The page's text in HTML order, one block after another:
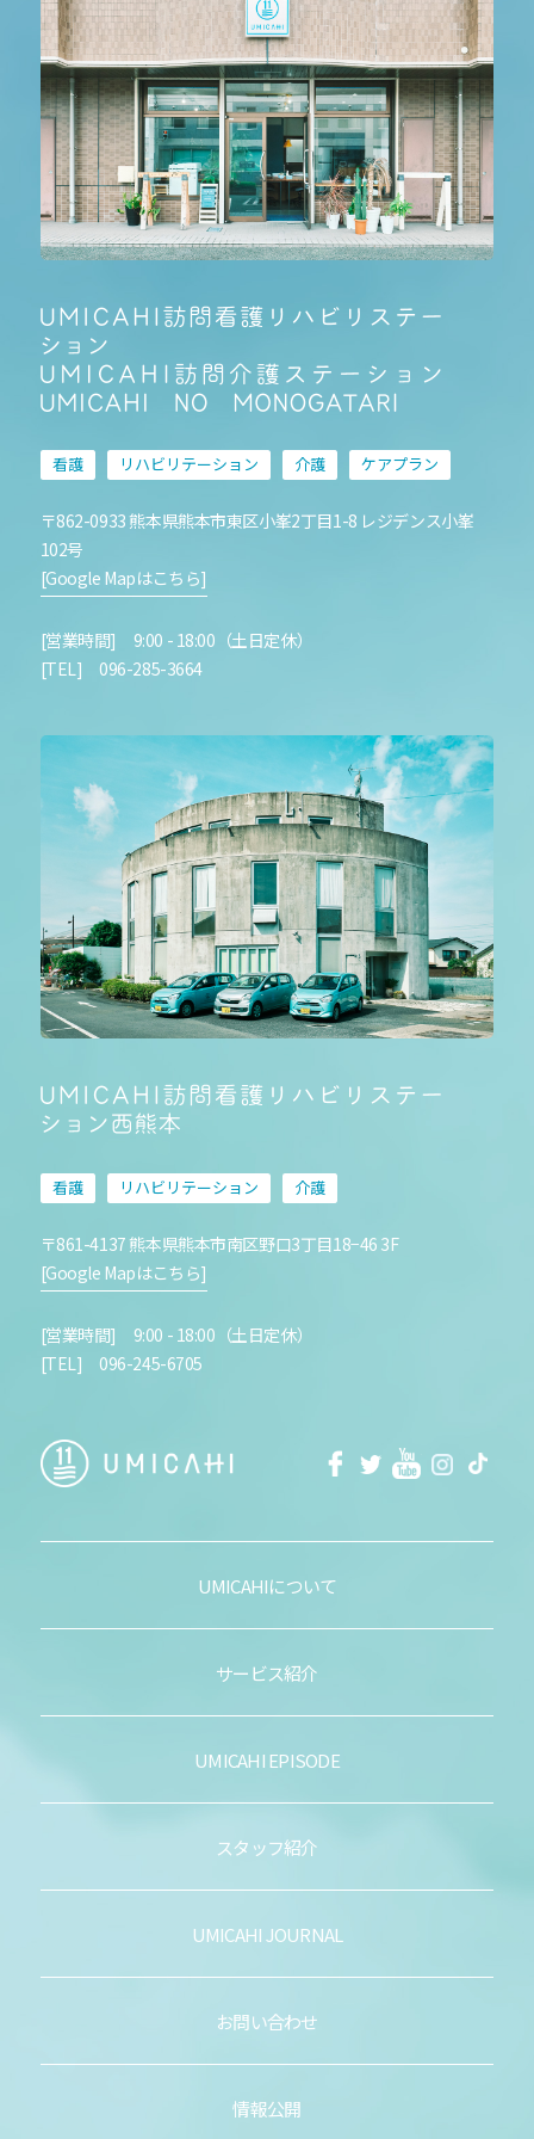
看護 リハビリテーション 介護 ケアプラン
〒862-0933 熊本県熊本市東区小峯2丁目1-8 レジデンス小峯
102号
[Google Mapはこちら]
[営業時間] 9:00 - 18:00（土日定休）
[TEL] 096-285-3664
看護 リハビリテーション 介護
〒861-4137 熊本県熊本市南区野口3丁目18−46 3F
[Google Mapはこちら]
[営業時間] 9:00 - 18:00（土日定休）
[TEL] 096-245-6705
facebookTwitterYoutube
UMICAHIについて
サービス紹介
UMICAHI EPISODE
スタッフ紹介
UMICAHI JOURNAL
お問い合わせ
情報公開